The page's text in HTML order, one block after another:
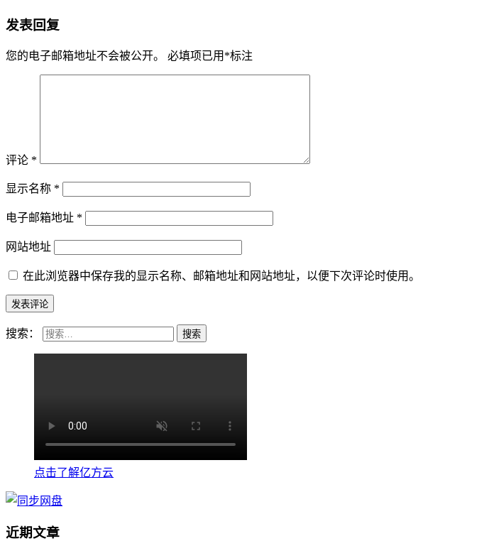
发表回复
您的电子邮箱地址不会被公开。 必填项已用 *标注
评论 *
显示名称 *
电子邮箱地址 *
网站地址
在此浏览器中保存我的显示名称、邮箱地址和网站地址，以便下次评论时使用。
搜索：
点击了解亿方云
近期文章